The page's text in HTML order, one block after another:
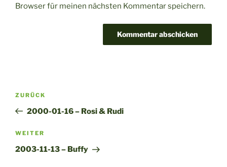
Browser für meinen nächsten Kommentar speichern.
e
r
a
t
Beitragsnavigation
Vorheriger
Beitrag
ZURÜCK
2000-01-16 – Rosi & Rudi
Nächster
Beitrag
WEITER
2003-11-13 – Buffy